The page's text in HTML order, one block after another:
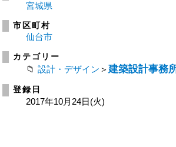
宮城県
市区町村
仙台市
カテゴリー
設計・デザイン ＞ 建築設計事務
登録日
2017年10月24日(火)